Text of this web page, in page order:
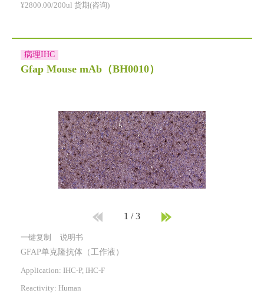
¥2800.00/200ul 货期(咨询)
病理IHC
Gfap Mouse mAb （BH0010）
1 /3
一键复制 说明书
GFAP单克隆抗体（工作液）
Application: IHC-P, IHC-F
Reactivity: Human